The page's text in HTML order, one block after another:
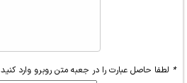
* لطفا حاصل عبارت را در جعبه متن روبرو وارد کنید